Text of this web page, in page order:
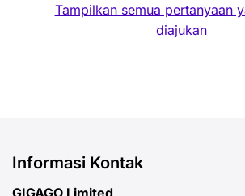
Tampilkan semua pertanyaan
diajukan
Informasi Kontak
GIGAGO Limited